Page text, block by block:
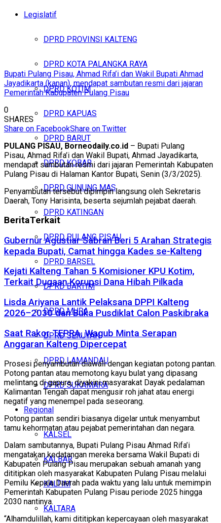
Legislatif
DPRD PROVINSI KALTENG
DPRD KOTA PALANGKA RAYA
DPRD KOTIM
DPRD KAPUAS
DPRD BARUT
DPRD KOBAR
DPRD GUNUNG MAS
DPRD KATINGAN
DPRD PULANG PISAU
DPRD BARSEL
DPRD BARTIM
DPRD MURA
DPRD SERUYAN
DPRD LAMANDAU
DPRD SUKAMARA
Regional
KALSEL
KALBAR
KALTIM
KALTARA
Bupati Pulang Pisau, Ahmad Rifa’i dan Wakil Bupati Ahmad
Jayadikarta (kanan), mendapat sambutan resmi dari jajaran
Pemerintah Kabupaten Pulang Pisau
0
SHARES
Share on FacebookShare on Twitter
PULANG PISAU, Borneodaily.co.id – Bupati Pulang
Pisau, Ahmad Rifa’i dan Wakil Bupati, Ahmad Jayadikarta,
mendapat sambutan resmi dari jajaran Pemerintah Kabupaten
Pulang Pisau di Halaman Kantor Bupati, Senin (3/3/2025).
Penyambutan tersebut dipimpin langsung oleh Sekretaris
Daerah, Tony Harisinta, beserta sejumlah pejabat daerah.
BeritaTerkait
Gubernur Agustiar Sabran Beri 5 Arahan Strategis
kepada Bupati, Camat hingga Kades se-Kalteng
Kejati Kalteng Tahan 5 Komisioner KPU Kotim,
Terkait Dugaan Korupsi Dana Hibah Pilkada
Lisda Ariyana Lantik Pelaksana DPPI Kalteng
2026–2030 dan Buka Pusdiklat Calon Paskibraka
Saat Rakor TEPRA, Wagub Minta Serapan
Anggaran Kalteng Dipercepat
Prosesi penyambutan diawali dengan kegiatan potong pantan.
Potong pantan atau memotong kayu bulat yang dipasang
melintang di gapura, diyakini masyarakat Dayak pedalaman
Kalimantan Tengah dapat mengusir roh jahat atau energi
negatif yang menempel pada seseorang.
Potong pantan sendiri biasanya digelar untuk menyambut
tamu kehormatan atau pejabat pemerintahan dan negara.
Dalam sambutannya, Bupati Pulang Pisau Ahmad Rifa’i
mengatakan kedatangan mereka bersama Wakil Bupati di
Kabupaten Pulang Pisau merupakan sebuah amanah yang
dititipkan oleh masyarakat Kabupaten Pulang Pisau melalui
Pemilu Kepala Daerah pada waktu yang lalu untuk memimpin
Pemerintah Kabupaten Pulang Pisau periode 2025 hingga
2030 nantinya.
“Alhamdulillah, kami dititipkan kepercayaan oleh masyarakat